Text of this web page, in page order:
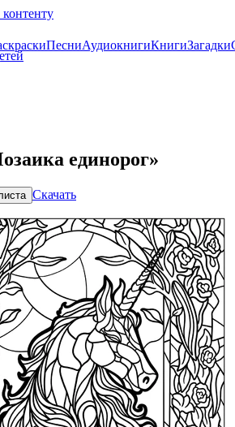
ПесниАудиокнигиКнигиЗагадки
единорог»
Скачать